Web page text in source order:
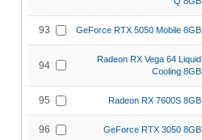
93 GeForce RTX 5050 Mobile 8GB
94
Radeon RX Vega 64 Liquid
Cooling 8GB
95 Radeon RX 7600S 8GB
96 GeForce RTX 3050 8GB